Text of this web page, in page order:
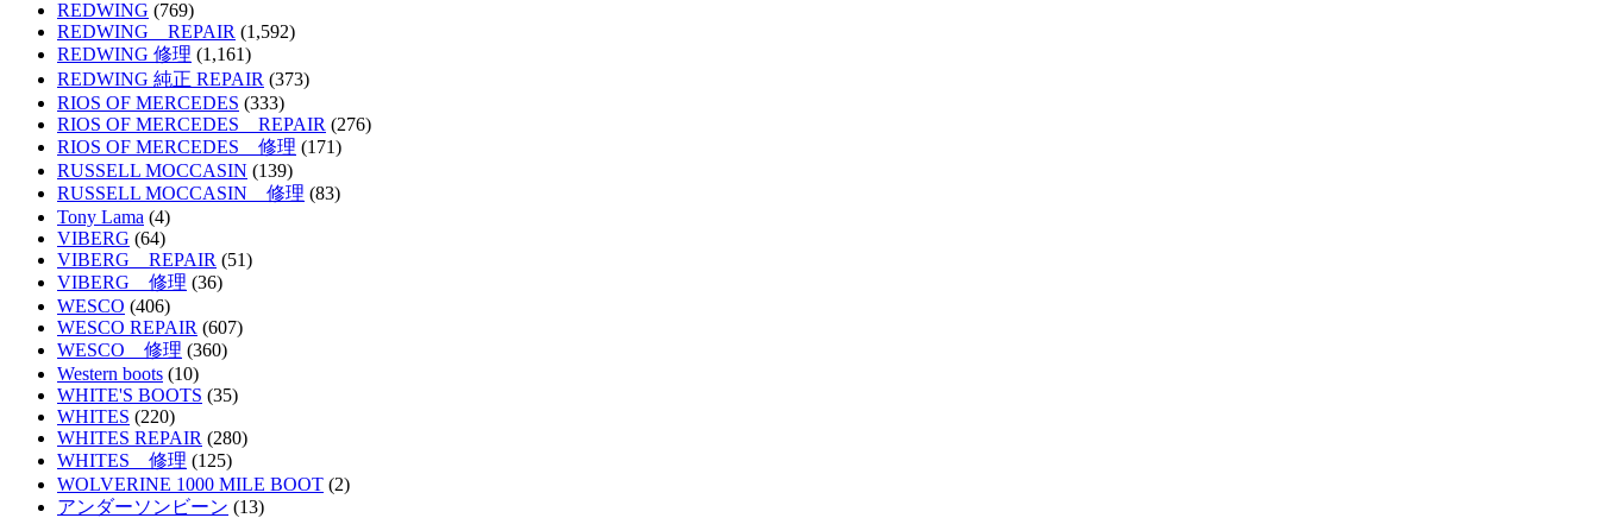
REDWING (769)
REDWING REPAIR (1,592)
REDWING 修理 (1,161)
REDWING 純正 REPAIR (373)
RIOS OF MERCEDES (333)
RIOS OF MERCEDES REPAIR (276)
RIOS OF MERCEDES 修理 (171)
RUSSELL MOCCASIN (139)
RUSSELL MOCCASIN 修理 (83)
Tony Lama (4)
VIBERG (64)
VIBERG REPAIR (51)
VIBERG 修理 (36)
WESCO (406)
WESCO REPAIR (607)
WESCO 修理 (360)
Western boots (10)
WHITE'S BOOTS (35)
WHITES (220)
WHITES REPAIR (280)
WHITES 修理 (125)
WOLVERINE 1000 MILE BOOT (2)
アンダーソンビーン (13)